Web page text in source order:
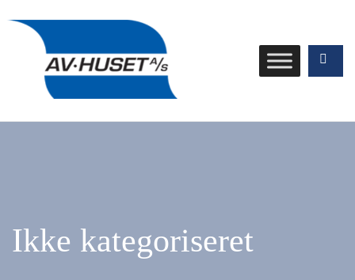
Ikke kategoriseret